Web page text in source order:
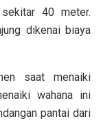
40 meter.
dikenai biaya
saat menaiki
wahana ini
pantai dari